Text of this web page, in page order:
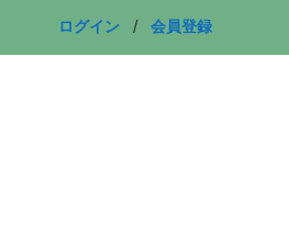
ログイン 会員登録